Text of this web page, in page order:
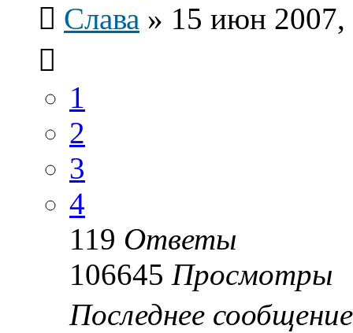
Слава » 15 июн 2007,
1
2
3
4
119 Ответы
106645 Просмотры
Последнее